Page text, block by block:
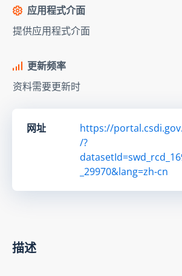
应用程式介面
提供应用程式介面
更新频率
资料需要更新时
网址
https://
/?
_29970&lang=zh-cn
描述